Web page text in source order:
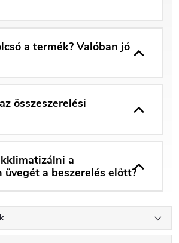
a termék? Valóban jó
összeszerelési
a
üvegét a beszerelés előtt?